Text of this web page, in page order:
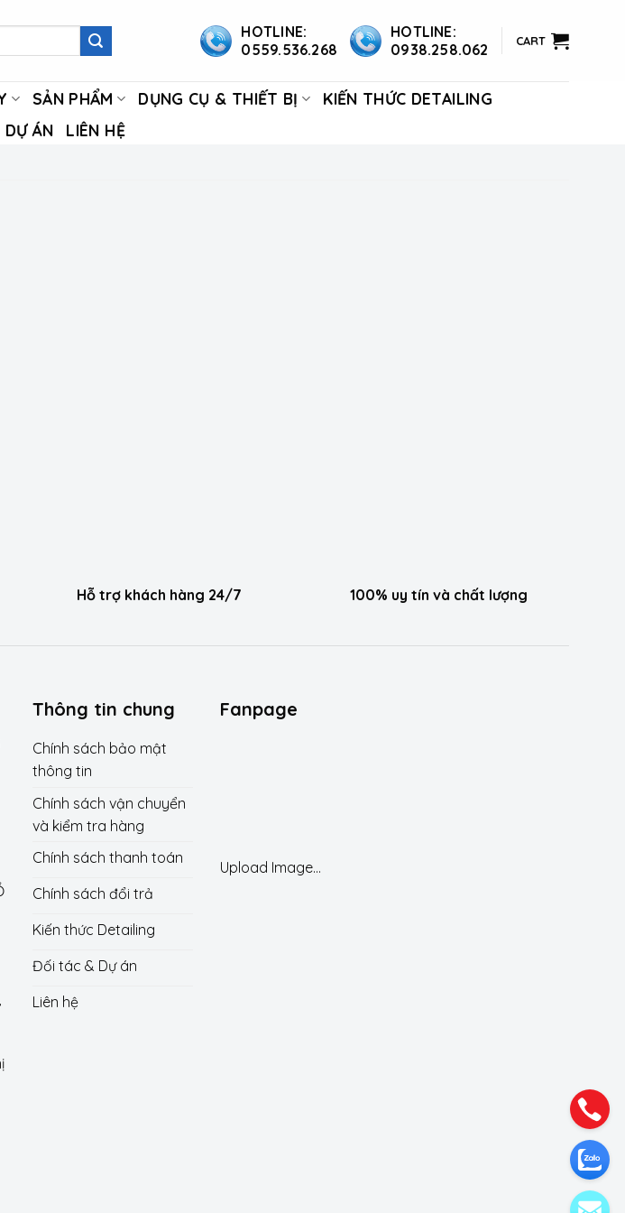
HOTLINE:
0559.536.268
HOTLINE:
0938.258.062
CART
SẢN PHẨM DỤNG CỤ & THIẾT BỊ
KIẾN THỨC DETAILING
ÁN
LIÊN HỆ
Hỗ trợ khách hàng 24/7 100% uy tín và chất lượng
Thông tin chung
Chính sách bảo mật
thông tin
Chính sách vận chuyển
và kiểm tra hàng
Chính sách thanh toán
Chính sách đổi trả
Kiến thức Detailing
Đối tác & Dự án
Liên hệ
Fanpage
Upload Image...